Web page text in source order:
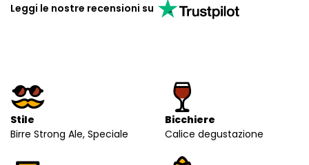
Leggi le nostre recensioni su
Stile
Birre Strong Ale, Speciale
Bicchiere
Calice degustazione